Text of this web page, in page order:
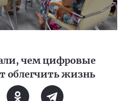
чем цифровые
облегчить жизнь